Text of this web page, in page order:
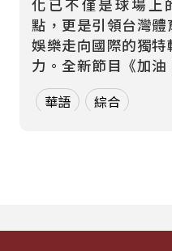
化已不僅是球場上
點，更是引領台灣體
娛樂走向國際的獨特
力。全新節目《加油
血應援站》，由香港
張啟樂與影視運動產
啦啦隊...
華語 綜合